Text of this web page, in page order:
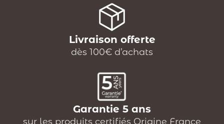
Livraison offerte
dès 100€ d’achats
Garantie 5 ans
sur les produits certifiés Origine France